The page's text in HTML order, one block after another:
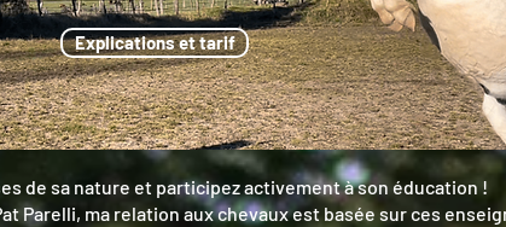
Explications et tarif
de sa nature et participez activement à son éducation !
Parelli, ma relation aux chevaux est basée sur ces